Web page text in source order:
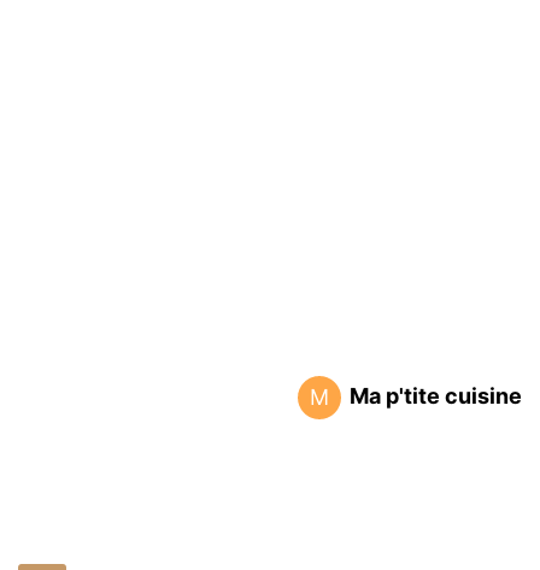
M Ma p'tite cuisine